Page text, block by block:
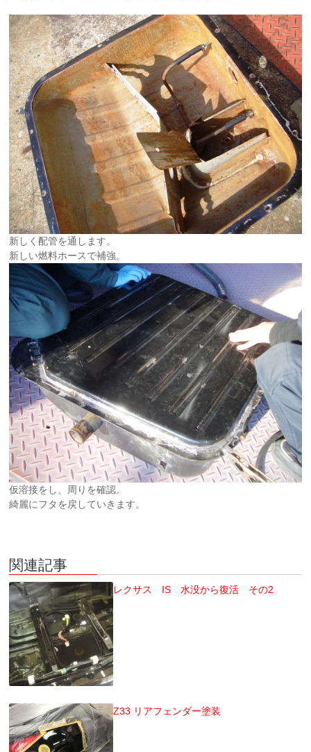
新しく配管を通します。
新しい燃料ホースで補強。
仮溶接をし、周りを確認。
綺麗にフタを戻していきます。
関連記事
レクサス IS 水没から復活 その2
Z33 リアフェンダー塗装